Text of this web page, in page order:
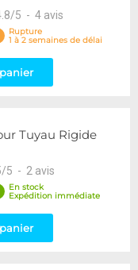
/5 - 4 avis
Rupture
1 à 2 semaines de délai
Tuyau Rigide
/5 - 2 avis
En stock
Expédition immédiate